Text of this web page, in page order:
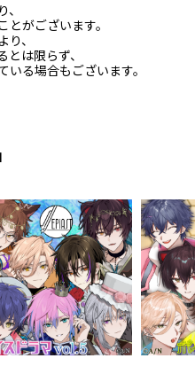
がございます。
、
は限らず、
る場合もございます。